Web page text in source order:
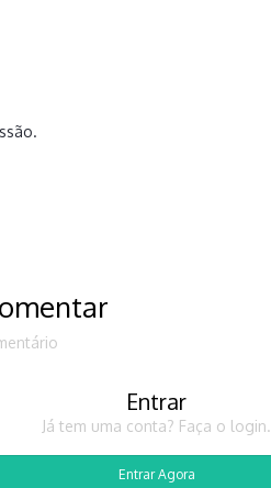
Entrar
Já tem uma conta? Faça o login.
Entrar Agora